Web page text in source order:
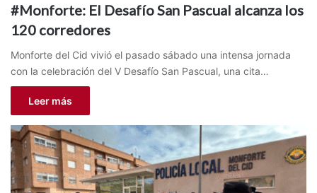
#Monforte: El Desafío San Pascual alcanza los
120 corredores
Monforte del Cid vivió el pasado sábado una intensa jornada
con la celebración del V Desafío San Pascual, una cita…
Leer más